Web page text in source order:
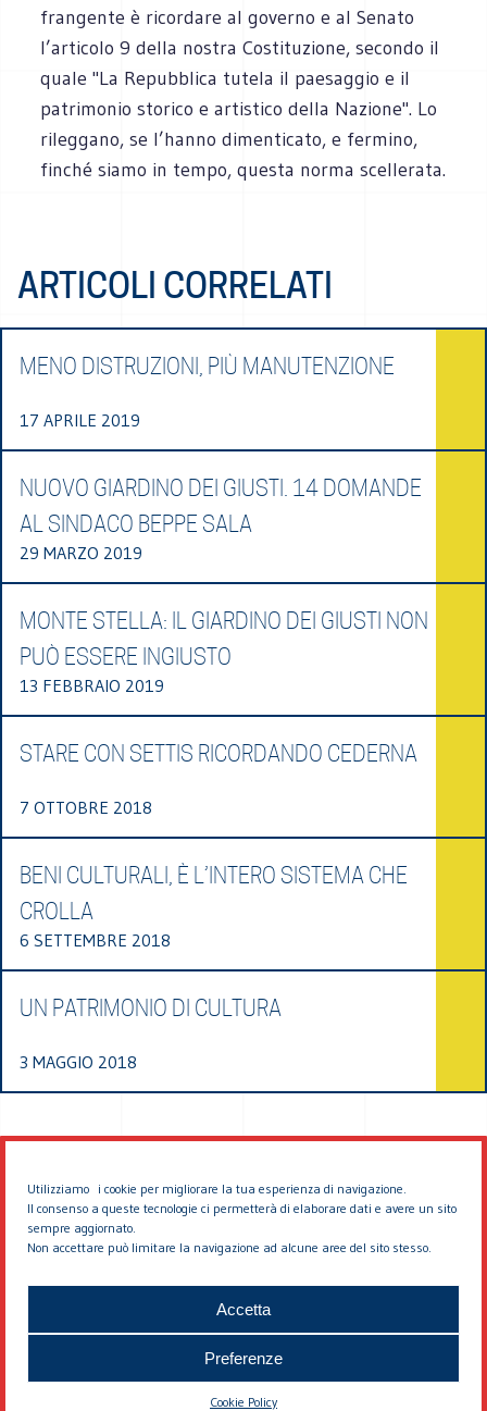
Utilizziamo i cookie per migliorare la tua esperienza di navigazione.
Il consenso a queste tecnologie ci permetterà di elaborare dati e avere un sito
sempre aggiornato.
Non accettare può limitare la navigazione ad alcune aree del sito stesso.
Accetta
Preferenze
Cookie Policy
frangente è ricordare al governo e al Senato
l’articolo 9 della nostra Costituzione, secondo il
quale "La Repubblica tutela il paesaggio e il
patrimonio storico e artistico della Nazione". Lo
rileggano, se l’hanno dimenticato, e fermino,
finché siamo in tempo, questa norma scellerata.
ARTICOLI CORRELATI
MENO DISTRUZIONI, PIÙ MANUTENZIONE
17 APRILE 2019
NUOVO GIARDINO DEI GIUSTI. 14 DOMANDE
AL SINDACO BEPPE SALA
29 MARZO 2019
MONTE STELLA: IL GIARDINO DEI GIUSTI NON
PUÒ ESSERE INGIUSTO
13 FEBBRAIO 2019
STARE CON SETTIS RICORDANDO CEDERNA
7 OTTOBRE 2018
BENI CULTURALI, È L’INTERO SISTEMA CHE
CROLLA
6 SETTEMBRE 2018
UN PATRIMONIO DI CULTURA
3 MAGGIO 2018
© 2026 EDDYBURG